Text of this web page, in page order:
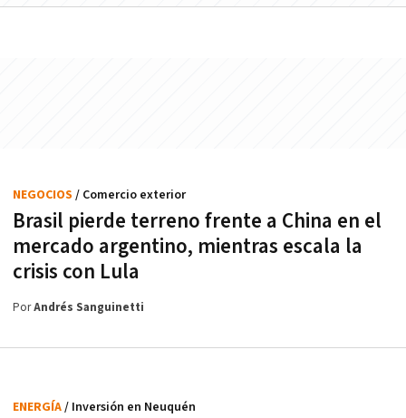
Brasil pierde terreno frente a China en el
mercado argentino, mientras escala la
crisis con Lula
NEGOCIOS / Comercio exterior
PorAndrés Sanguinetti
ENERGÍA/ Inversión en Neuquén